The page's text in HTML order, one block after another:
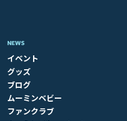
NEWS
イベント
グッズ
ブログ
ムーミンベビー
ファンクラブ